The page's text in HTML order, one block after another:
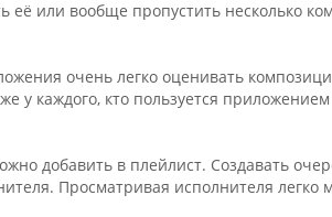
её или вообще пропустить несколько
очень легко оценивать
у каждого, кто пользуется
добавить в плейлист. Создавать
Просматривая исполнителя